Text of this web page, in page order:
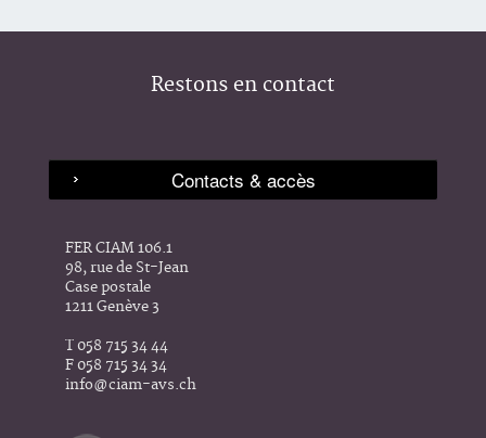
Restons en contact
FER CIAM 106.1
98, rue de St-Jean
Case postale
1211 Genève 3
T 058 715 34 44
F 058 715 34 34
info@ciam-avs.ch